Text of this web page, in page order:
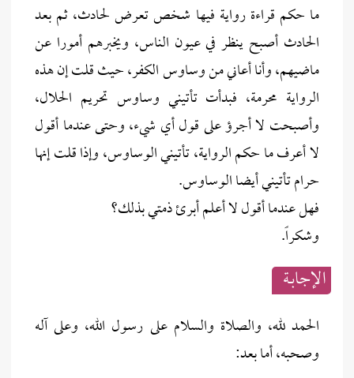
ما حكم قراءة رواية فيها شخص تعرض لحادث، ثم بعد
الحادث أصبح ينظر في عيون الناس، ويخبرهم أمورا عن
ماضيهم، وأنا أعاني من وساوس الكفر، حيث قلت إن هذه
الرواية محرمة، فبدأت تأتيني وساوس تحريم الحلال،
وأصبحت لا أجرؤ على قول أي شيء، وحتى عندما أقول
لا أعرف ما حكم الرواية، تأتيني الوساوس، وإذا قلت إنها
حرام تأتيني أيضا الوساوس.
فهل عندما أقول لا أعلم أبرئ ذمتي بذلك؟
وشكراً.
الإجابــة
الحمد لله، والصلاة والسلام على رسول الله، وعلى آله
وصحبه، أما بعد: